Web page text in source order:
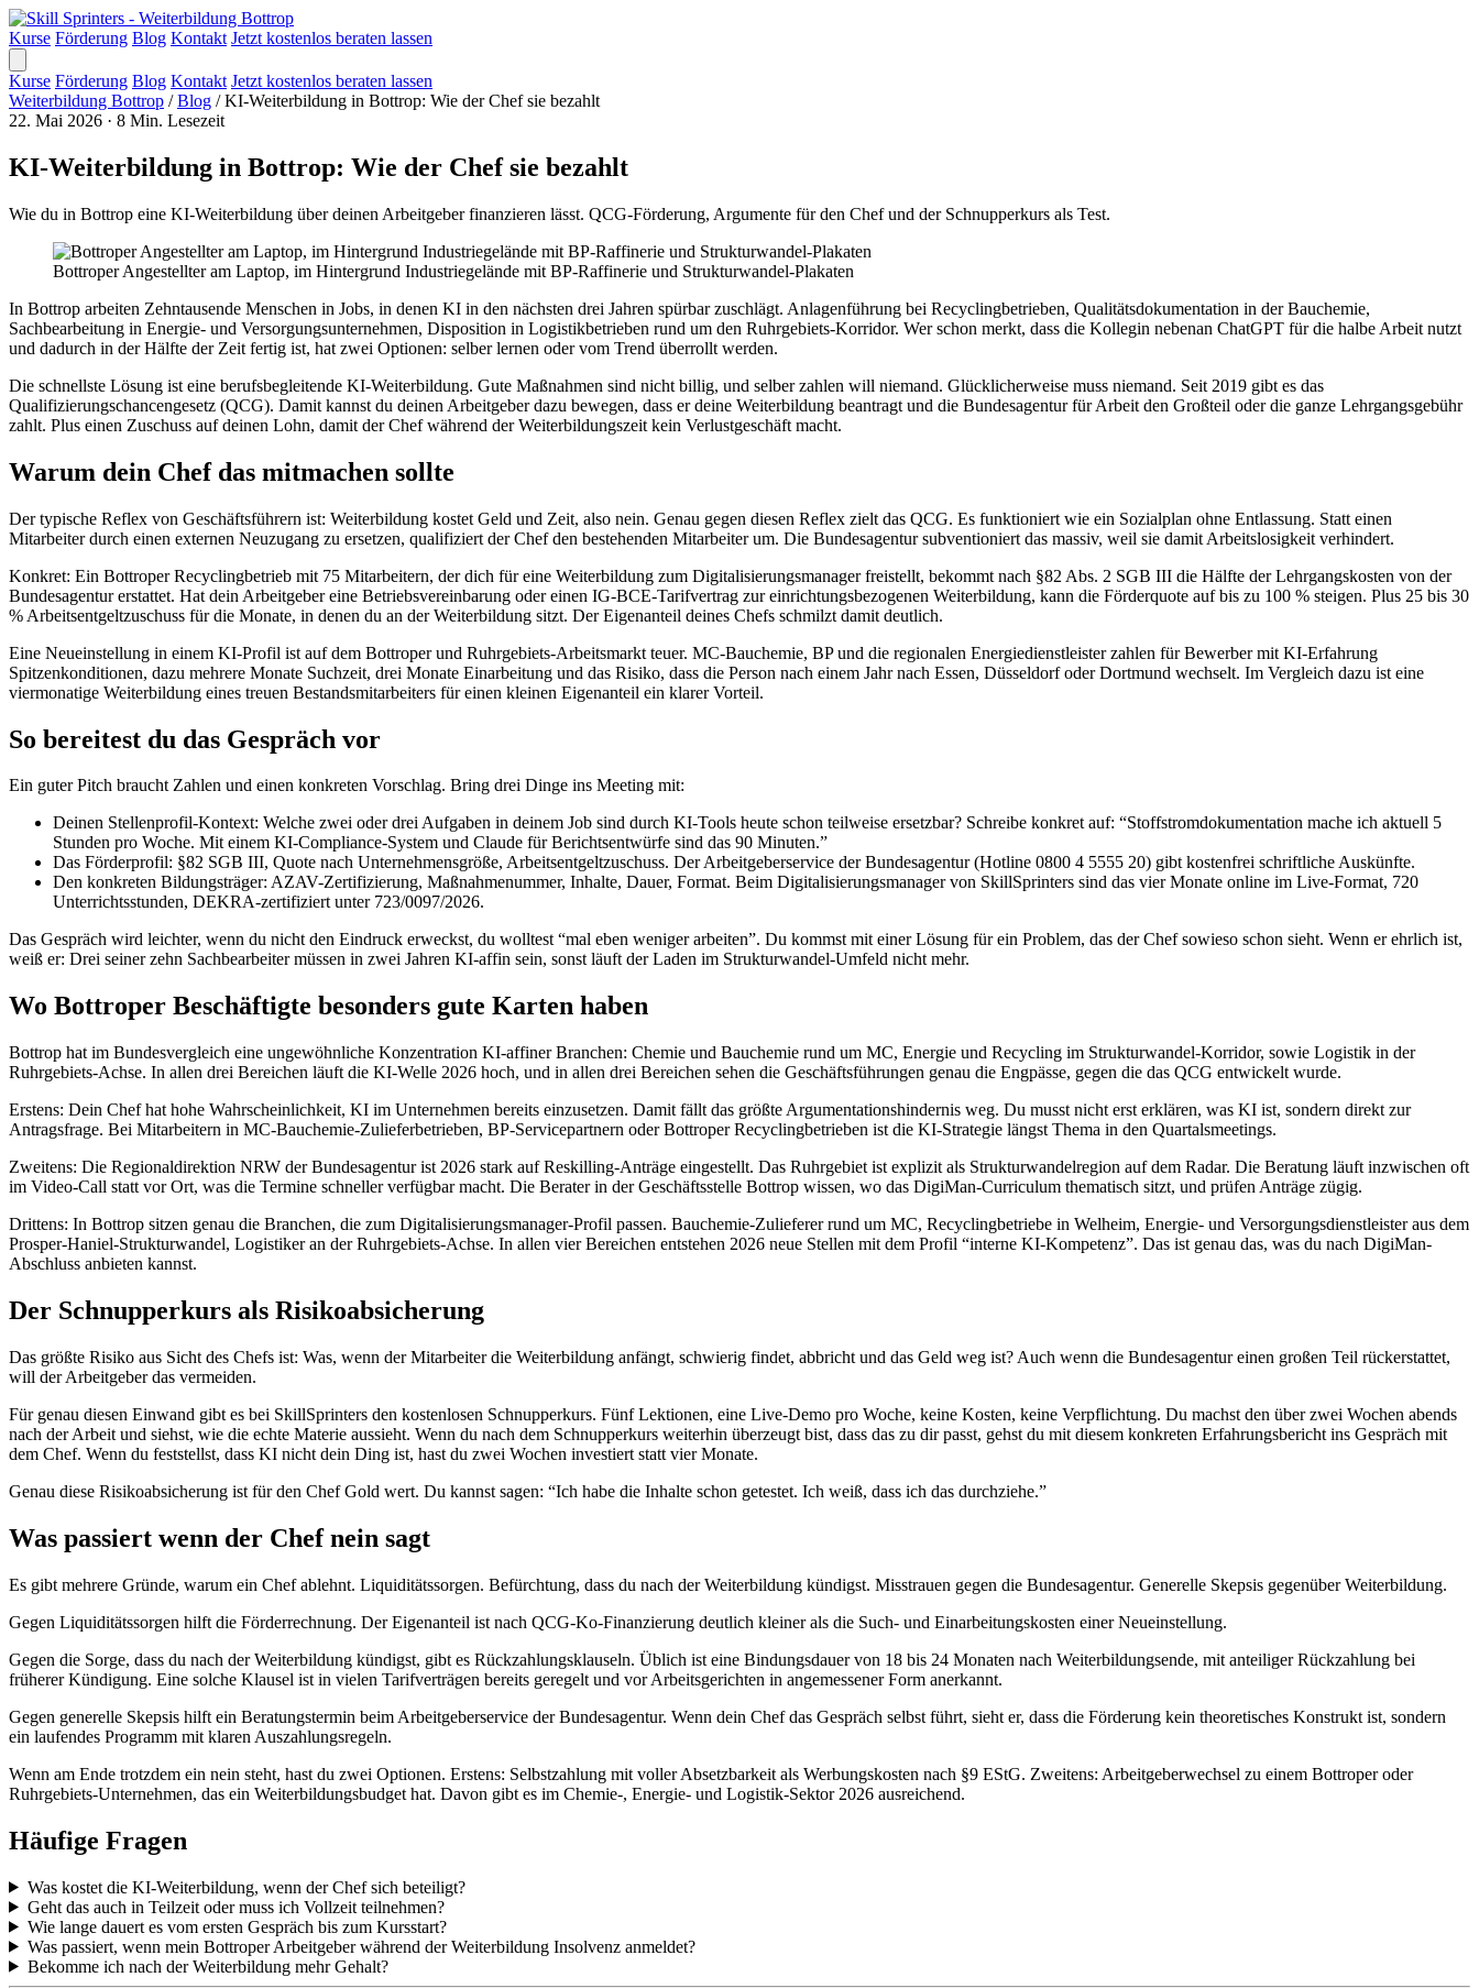
Kurse Förderung Blog Kontakt Jetzt kostenlos beraten lassen
Kurse Förderung Blog Kontakt Jetzt kostenlos beraten lassen
Weiterbildung Bottrop / Blog / KI-Weiterbildung in Bottrop: Wie der Chef sie bezahlt
22. Mai 2026 · 8 Min. Lesezeit
KI-Weiterbildung in Bottrop: Wie der Chef sie bezahlt
Wie du in Bottrop eine KI-Weiterbildung über deinen Arbeitgeber finanzieren lässt. QCG-Förderung, Argumente für den Chef und der Schnupperkurs als Test.
Bottroper Angestellter am Laptop, im Hintergrund Industriegelände mit BP-Raffinerie und Strukturwandel-Plakaten
In Bottrop arbeiten Zehntausende Menschen in Jobs, in denen KI in den nächsten drei Jahren spürbar zuschlägt. Anlagenführung bei Recyclingbetrieben, Qualitätsdokumentation in der Bauchemie,
Sachbearbeitung in Energie- und Versorgungsunternehmen, Disposition in Logistikbetrieben rund um den Ruhrgebiets-Korridor. Wer schon merkt, dass die Kollegin nebenan ChatGPT für die halbe Arbeit nutzt
und dadurch in der Hälfte der Zeit fertig ist, hat zwei Optionen: selber lernen oder vom Trend überrollt werden.
Die schnellste Lösung ist eine berufsbegleitende KI-Weiterbildung. Gute Maßnahmen sind nicht billig, und selber zahlen will niemand. Glücklicherweise muss niemand. Seit 2019 gibt es das
Qualifizierungschancengesetz (QCG). Damit kannst du deinen Arbeitgeber dazu bewegen, dass er deine Weiterbildung beantragt und die Bundesagentur für Arbeit den Großteil oder die ganze Lehrgangsgebühr
zahlt. Plus einen Zuschuss auf deinen Lohn, damit der Chef während der Weiterbildungszeit kein Verlustgeschäft macht.
Warum dein Chef das mitmachen sollte
Der typische Reflex von Geschäftsführern ist: Weiterbildung kostet Geld und Zeit, also nein. Genau gegen diesen Reflex zielt das QCG. Es funktioniert wie ein Sozialplan ohne Entlassung. Statt einen
Mitarbeiter durch einen externen Neuzugang zu ersetzen, qualifiziert der Chef den bestehenden Mitarbeiter um. Die Bundesagentur subventioniert das massiv, weil sie damit Arbeitslosigkeit verhindert.
Konkret: Ein Bottroper Recyclingbetrieb mit 75 Mitarbeitern, der dich für eine Weiterbildung zum Digitalisierungsmanager freistellt, bekommt nach §82 Abs. 2 SGB III die Hälfte der Lehrgangskosten von der
Bundesagentur erstattet. Hat dein Arbeitgeber eine Betriebsvereinbarung oder einen IG-BCE-Tarifvertrag zur einrichtungsbezogenen Weiterbildung, kann die Förderquote auf bis zu 100 % steigen. Plus 25 bis 30
% Arbeitsentgeltzuschuss für die Monate, in denen du an der Weiterbildung sitzt. Der Eigenanteil deines Chefs schmilzt damit deutlich.
Eine Neueinstellung in einem KI-Profil ist auf dem Bottroper und Ruhrgebiets-Arbeitsmarkt teuer. MC-Bauchemie, BP und die regionalen Energiedienstleister zahlen für Bewerber mit KI-Erfahrung
Spitzenkonditionen, dazu mehrere Monate Suchzeit, drei Monate Einarbeitung und das Risiko, dass die Person nach einem Jahr nach Essen, Düsseldorf oder Dortmund wechselt. Im Vergleich dazu ist eine
viermonatige Weiterbildung eines treuen Bestandsmitarbeiters für einen kleinen Eigenanteil ein klarer Vorteil.
So bereitest du das Gespräch vor
Ein guter Pitch braucht Zahlen und einen konkreten Vorschlag. Bring drei Dinge ins Meeting mit:
Deinen Stellenprofil-Kontext: Welche zwei oder drei Aufgaben in deinem Job sind durch KI-Tools heute schon teilweise ersetzbar? Schreibe konkret auf: “Stoffstromdokumentation mache ich aktuell 5
Stunden pro Woche. Mit einem KI-Compliance-System und Claude für Berichtsentwürfe sind das 90 Minuten.”
Das Förderprofil: §82 SGB III, Quote nach Unternehmensgröße, Arbeitsentgeltzuschuss. Der Arbeitgeberservice der Bundesagentur (Hotline 0800 4 5555 20) gibt kostenfrei schriftliche Auskünfte.
Den konkreten Bildungsträger: AZAV-Zertifizierung, Maßnahmenummer, Inhalte, Dauer, Format. Beim Digitalisierungsmanager von SkillSprinters sind das vier Monate online im Live-Format, 720
Unterrichtsstunden, DEKRA-zertifiziert unter 723/0097/2026.
Das Gespräch wird leichter, wenn du nicht den Eindruck erweckst, du wolltest “mal eben weniger arbeiten”. Du kommst mit einer Lösung für ein Problem, das der Chef sowieso schon sieht. Wenn er ehrlich ist,
weiß er: Drei seiner zehn Sachbearbeiter müssen in zwei Jahren KI-affin sein, sonst läuft der Laden im Strukturwandel-Umfeld nicht mehr.
Wo Bottroper Beschäftigte besonders gute Karten haben
Bottrop hat im Bundesvergleich eine ungewöhnliche Konzentration KI-affiner Branchen: Chemie und Bauchemie rund um MC, Energie und Recycling im Strukturwandel-Korridor, sowie Logistik in der
Ruhrgebiets-Achse. In allen drei Bereichen läuft die KI-Welle 2026 hoch, und in allen drei Bereichen sehen die Geschäftsführungen genau die Engpässe, gegen die das QCG entwickelt wurde.
Erstens: Dein Chef hat hohe Wahrscheinlichkeit, KI im Unternehmen bereits einzusetzen. Damit fällt das größte Argumentationshindernis weg. Du musst nicht erst erklären, was KI ist, sondern direkt zur
Antragsfrage. Bei Mitarbeitern in MC-Bauchemie-Zulieferbetrieben, BP-Servicepartnern oder Bottroper Recyclingbetrieben ist die KI-Strategie längst Thema in den Quartalsmeetings.
Zweitens: Die Regionaldirektion NRW der Bundesagentur ist 2026 stark auf Reskilling-Anträge eingestellt. Das Ruhrgebiet ist explizit als Strukturwandelregion auf dem Radar. Die Beratung läuft inzwischen oft
im Video-Call statt vor Ort, was die Termine schneller verfügbar macht. Die Berater in der Geschäftsstelle Bottrop wissen, wo das DigiMan-Curriculum thematisch sitzt, und prüfen Anträge zügig.
Drittens: In Bottrop sitzen genau die Branchen, die zum Digitalisierungsmanager-Profil passen. Bauchemie-Zulieferer rund um MC, Recyclingbetriebe in Welheim, Energie- und Versorgungsdienstleister aus dem
Prosper-Haniel-Strukturwandel, Logistiker an der Ruhrgebiets-Achse. In allen vier Bereichen entstehen 2026 neue Stellen mit dem Profil “interne KI-Kompetenz”. Das ist genau das, was du nach DigiMan-
Abschluss anbieten kannst.
Der Schnupperkurs als Risikoabsicherung
Das größte Risiko aus Sicht des Chefs ist: Was, wenn der Mitarbeiter die Weiterbildung anfängt, schwierig findet, abbricht und das Geld weg ist? Auch wenn die Bundesagentur einen großen Teil rückerstattet,
will der Arbeitgeber das vermeiden.
Für genau diesen Einwand gibt es bei SkillSprinters den kostenlosen Schnupperkurs. Fünf Lektionen, eine Live-Demo pro Woche, keine Kosten, keine Verpflichtung. Du machst den über zwei Wochen abends
nach der Arbeit und siehst, wie die echte Materie aussieht. Wenn du nach dem Schnupperkurs weiterhin überzeugt bist, dass das zu dir passt, gehst du mit diesem konkreten Erfahrungsbericht ins Gespräch mit
dem Chef. Wenn du feststellst, dass KI nicht dein Ding ist, hast du zwei Wochen investiert statt vier Monate.
Genau diese Risikoabsicherung ist für den Chef Gold wert. Du kannst sagen: “Ich habe die Inhalte schon getestet. Ich weiß, dass ich das durchziehe.”
Was passiert wenn der Chef nein sagt
Es gibt mehrere Gründe, warum ein Chef ablehnt. Liquiditätssorgen. Befürchtung, dass du nach der Weiterbildung kündigst. Misstrauen gegen die Bundesagentur. Generelle Skepsis gegenüber Weiterbildung.
Gegen Liquiditätssorgen hilft die Förderrechnung. Der Eigenanteil ist nach QCG-Ko-Finanzierung deutlich kleiner als die Such- und Einarbeitungskosten einer Neueinstellung.
Gegen die Sorge, dass du nach der Weiterbildung kündigst, gibt es Rückzahlungsklauseln. Üblich ist eine Bindungsdauer von 18 bis 24 Monaten nach Weiterbildungsende, mit anteiliger Rückzahlung bei
früherer Kündigung. Eine solche Klausel ist in vielen Tarifverträgen bereits geregelt und vor Arbeitsgerichten in angemessener Form anerkannt.
Gegen generelle Skepsis hilft ein Beratungstermin beim Arbeitgeberservice der Bundesagentur. Wenn dein Chef das Gespräch selbst führt, sieht er, dass die Förderung kein theoretisches Konstrukt ist, sondern
ein laufendes Programm mit klaren Auszahlungsregeln.
Wenn am Ende trotzdem ein nein steht, hast du zwei Optionen. Erstens: Selbstzahlung mit voller Absetzbarkeit als Werbungskosten nach §9 EStG. Zweitens: Arbeitgeberwechsel zu einem Bottroper oder
Ruhrgebiets-Unternehmen, das ein Weiterbildungsbudget hat. Davon gibt es im Chemie-, Energie- und Logistik-Sektor 2026 ausreichend.
Häufige Fragen
Was kostet die KI-Weiterbildung, wenn der Chef sich beteiligt?
Geht das auch in Teilzeit oder muss ich Vollzeit teilnehmen?
Wie lange dauert es vom ersten Gespräch bis zum Kursstart?
Was passiert, wenn mein Bottroper Arbeitgeber während der Weiterbildung Insolvenz anmeldet?
Bekomme ich nach der Weiterbildung mehr Gehalt?